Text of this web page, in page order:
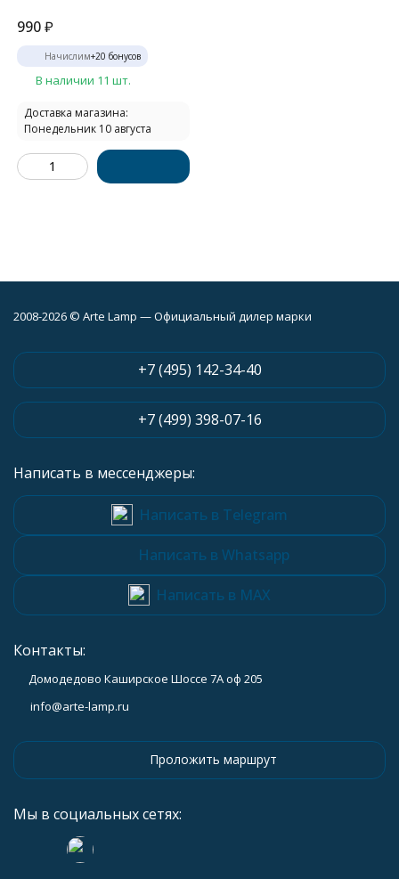
990₽
Начислим+20 бонусов
В наличии 11 шт.
Доставка магазина:
Понедельник 10 августа
2008-2026 © Arte Lamp — Официальный дилер марки
+7 (495) 142-34-40
+7 (499) 398-07-16
Написать в мессенджеры:
Написать в Telegram
Написать в Whatsapp
Написать в MAX
Контакты:
Домодедово Каширское Шоссе 7А оф 205
info@arte-lamp.ru
Проложить маршрут
Мы в социальных сетях: